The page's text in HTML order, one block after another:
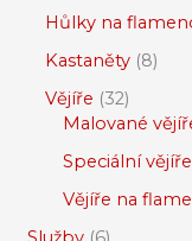
Hůlky na
Kastaněty 8
Vějíře 32
Malované
Speciální vějíře
Vějíře na